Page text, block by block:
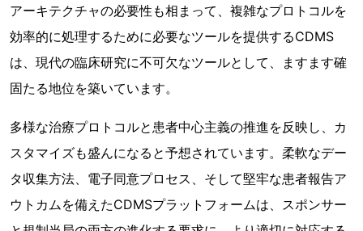
アーキテクチャの必要性も相まって、複雑なプロトコルを
効率的に処理するために必要なツールを提供するCDMS
は、現代の臨床研究に不可欠なツールとして、ますます確
固たる地位を築いています。
多様な治療プロトコルと患者中心主義の推進を反映し、カ
スタマイズも盛んになると予想されています。柔軟なデー
タ収集方法、電子同意プロセス、そして堅牢な患者報告ア
ウトカムを備えたCDMSプラットフォームは、スポンサー